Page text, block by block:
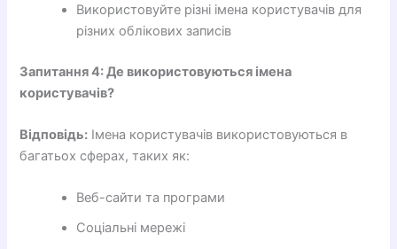
Використовуйте різні імена користувачів для
різних облікових записів
Запитання 4: Де використовуються імена
користувачів?
Відповідь: Імена користувачів використовуються в
багатьох сферах, таких як:
Веб-сайти та програми
Соціальні мережі